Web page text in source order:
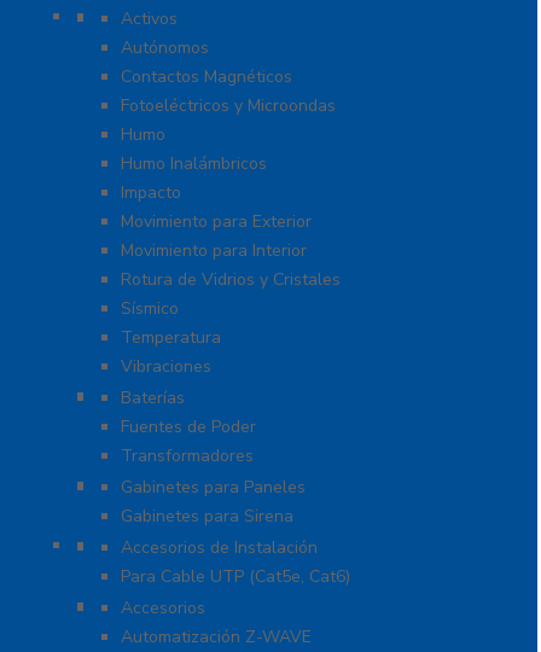
Detectores / Sensores
Activos
Autónomos
Contactos Magnéticos
Fotoeléctricos y Microondas
Humo
Humo Inalámbricos
Impacto
Movimiento para Exterior
Movimiento para Interior
Rotura de Vidrios y Cristales
Sísmico
Temperatura
Vibraciones
Energía
Baterías
Fuentes de Poder
Transformadores
Gabinetes y Carcasas
Gabinetes para Paneles
Gabinetes para Sirena
Herramientas
Accesorios de Instalación
Para Cable UTP (Cat5e, Cat6)
Honeywell Total Connect
Accesorios
Automatización Z-WAVE